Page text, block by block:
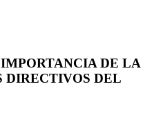
DE LA
DIRECTIVOS DEL